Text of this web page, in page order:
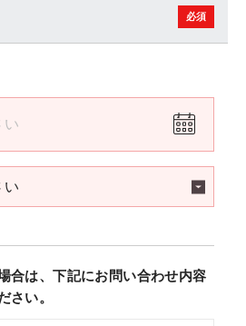
合は、下記にお問い合わせ内容
さい。